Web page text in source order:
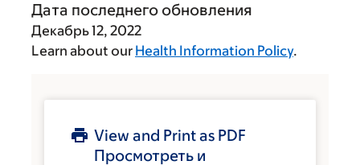
Дата последнего обновления
Декабрь 12, 2022
Learn about our Health Information Policy.
View and Print as PDF
Просмотреть и